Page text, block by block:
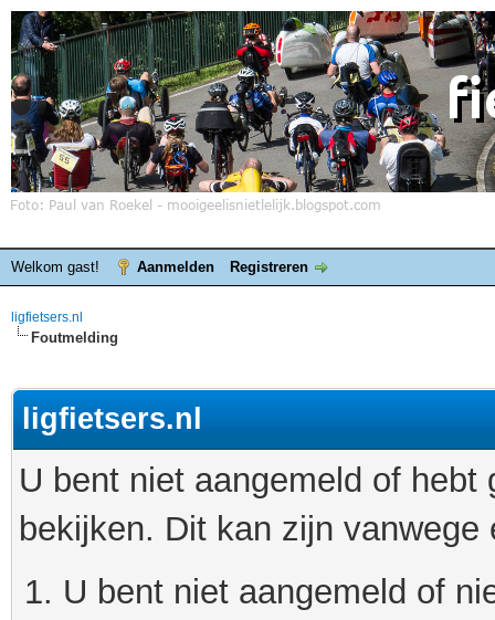
Welkom gast! Aanmelden Registreren
ligfietsers.nl
Foutmelding
ligfietsers.nl
U bent niet aangemeld of
bekijken. Dit kan zijn
U bent niet aangemeld of